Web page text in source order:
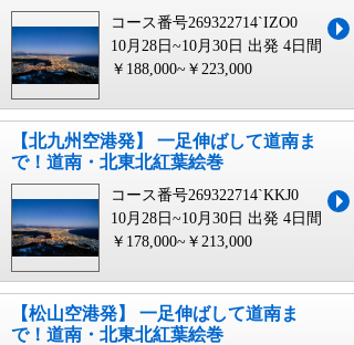
コース番号269322714`IZO0
10月28日~10月30日 出発 4日間
￥188,000~￥223,000
【北九州空港発】 一足伸ばして道南ま
で！道南・北東北紅葉絵巻
コース番号269322714`KKJ0
10月28日~10月30日 出発 4日間
￥178,000~￥213,000
【松山空港発】 一足伸ばして道南ま
で！道南・北東北紅葉絵巻